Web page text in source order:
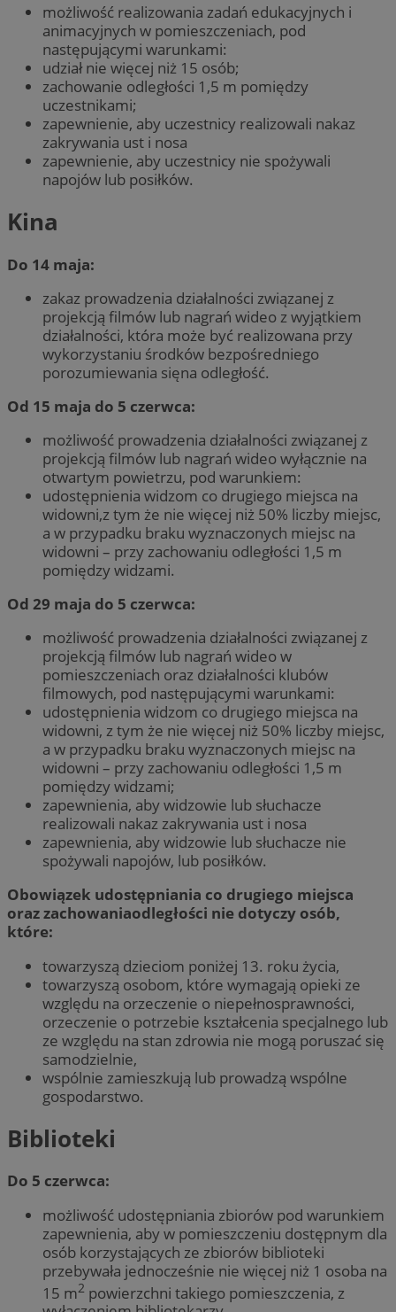
możliwość realizowania zadań edukacyjnych i
animacyjnych w pomieszczeniach, pod
następującymi warunkami:
udział nie więcej niż 15 osób;
zachowanie odległości 1,5 m pomiędzy
uczestnikami;
zapewnienie, aby uczestnicy realizowali nakaz
zakrywania ust i nosa
zapewnienie, aby uczestnicy nie spożywali
napojów lub posiłków.
Kina
Do 14 maja:
zakaz prowadzenia działalności związanej z
projekcją filmów lub nagrań wideo z wyjątkiem
działalności, która może być realizowana przy
wykorzystaniu środków bezpośredniego
porozumiewania sięna odległość.
Od 15 maja do 5 czerwca:
możliwość prowadzenia działalności związanej z
projekcją filmów lub nagrań wideo wyłącznie na
otwartym powietrzu, pod warunkiem:
udostępnienia widzom co drugiego miejsca na
widowni,z tym że nie więcej niż 50% liczby miejsc,
a w przypadku braku wyznaczonych miejsc na
widowni – przy zachowaniu odległości 1,5 m
pomiędzy widzami.
Od 29 maja do 5 czerwca:
możliwość prowadzenia działalności związanej z
projekcją filmów lub nagrań wideo w
pomieszczeniach oraz działalności klubów
filmowych, pod następującymi warunkami:
udostępnienia widzom co drugiego miejsca na
widowni, z tym że nie więcej niż 50% liczby miejsc,
a w przypadku braku wyznaczonych miejsc na
widowni – przy zachowaniu odległości 1,5 m
pomiędzy widzami;
zapewnienia, aby widzowie lub słuchacze
realizowali nakaz zakrywania ust i nosa
zapewnienia, aby widzowie lub słuchacze nie
spożywali napojów, lub posiłków.
Obowiązek udostępniania co drugiego miejsca
oraz zachowaniaodległości nie dotyczy osób,
które:
towarzyszą dzieciom poniżej 13. roku życia,
towarzyszą osobom, które wymagają opieki ze
względu na orzeczenie o niepełnosprawności,
orzeczenie o potrzebie kształcenia specjalnego lub
ze względu na stan zdrowia nie mogą poruszać się
samodzielnie,
wspólnie zamieszkują lub prowadzą wspólne
gospodarstwo.
Biblioteki
Do 5 czerwca:
możliwość udostępniania zbiorów pod warunkiem
zapewnienia, aby w pomieszczeniu dostępnym dla
osób korzystających ze zbiorów biblioteki
przebywała jednocześnie nie więcej niż 1 osoba na
15 m2 powierzchni takiego pomieszczenia, z